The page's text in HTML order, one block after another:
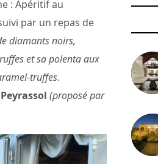
: Apéritif au
par un repas de
diamants noirs,
et sa polenta aux
truffes.
(proposé par